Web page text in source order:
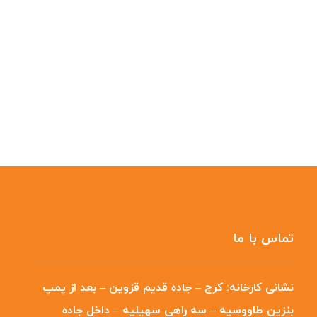
تماس با ما
نشانی کارخانه:کرج – جاده قدیم قزوین – بعد از پمپ
بنزین طاووسیه – سه راهی سهیلیه – داخل جاده